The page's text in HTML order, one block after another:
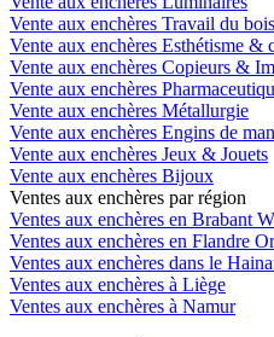
Vente aux enchères Travail du
Vente aux enchères Esthétisme &
Vente aux enchères Copieurs &
Vente aux enchères
Vente aux enchères Métallurgie
Vente aux enchères Engins de
Vente aux enchères Jeux & Jouets
Vente aux enchères Bijoux
Ventes aux enchères par région
Ventes aux enchères en Brabant
Ventes aux enchères en Flandre
Ventes aux enchères dans le
Ventes aux enchères à Liège
Ventes aux enchères à Namur